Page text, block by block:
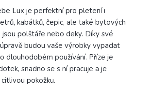
Lux je perfektní pro pletení i
kabátků, čepic, ale také bytových
polštáře nebo deky. Díky své
budou vaše výrobky vypadat
dlouhodobém používání. Příze je
snadno se s ní pracuje a je
pokožku.